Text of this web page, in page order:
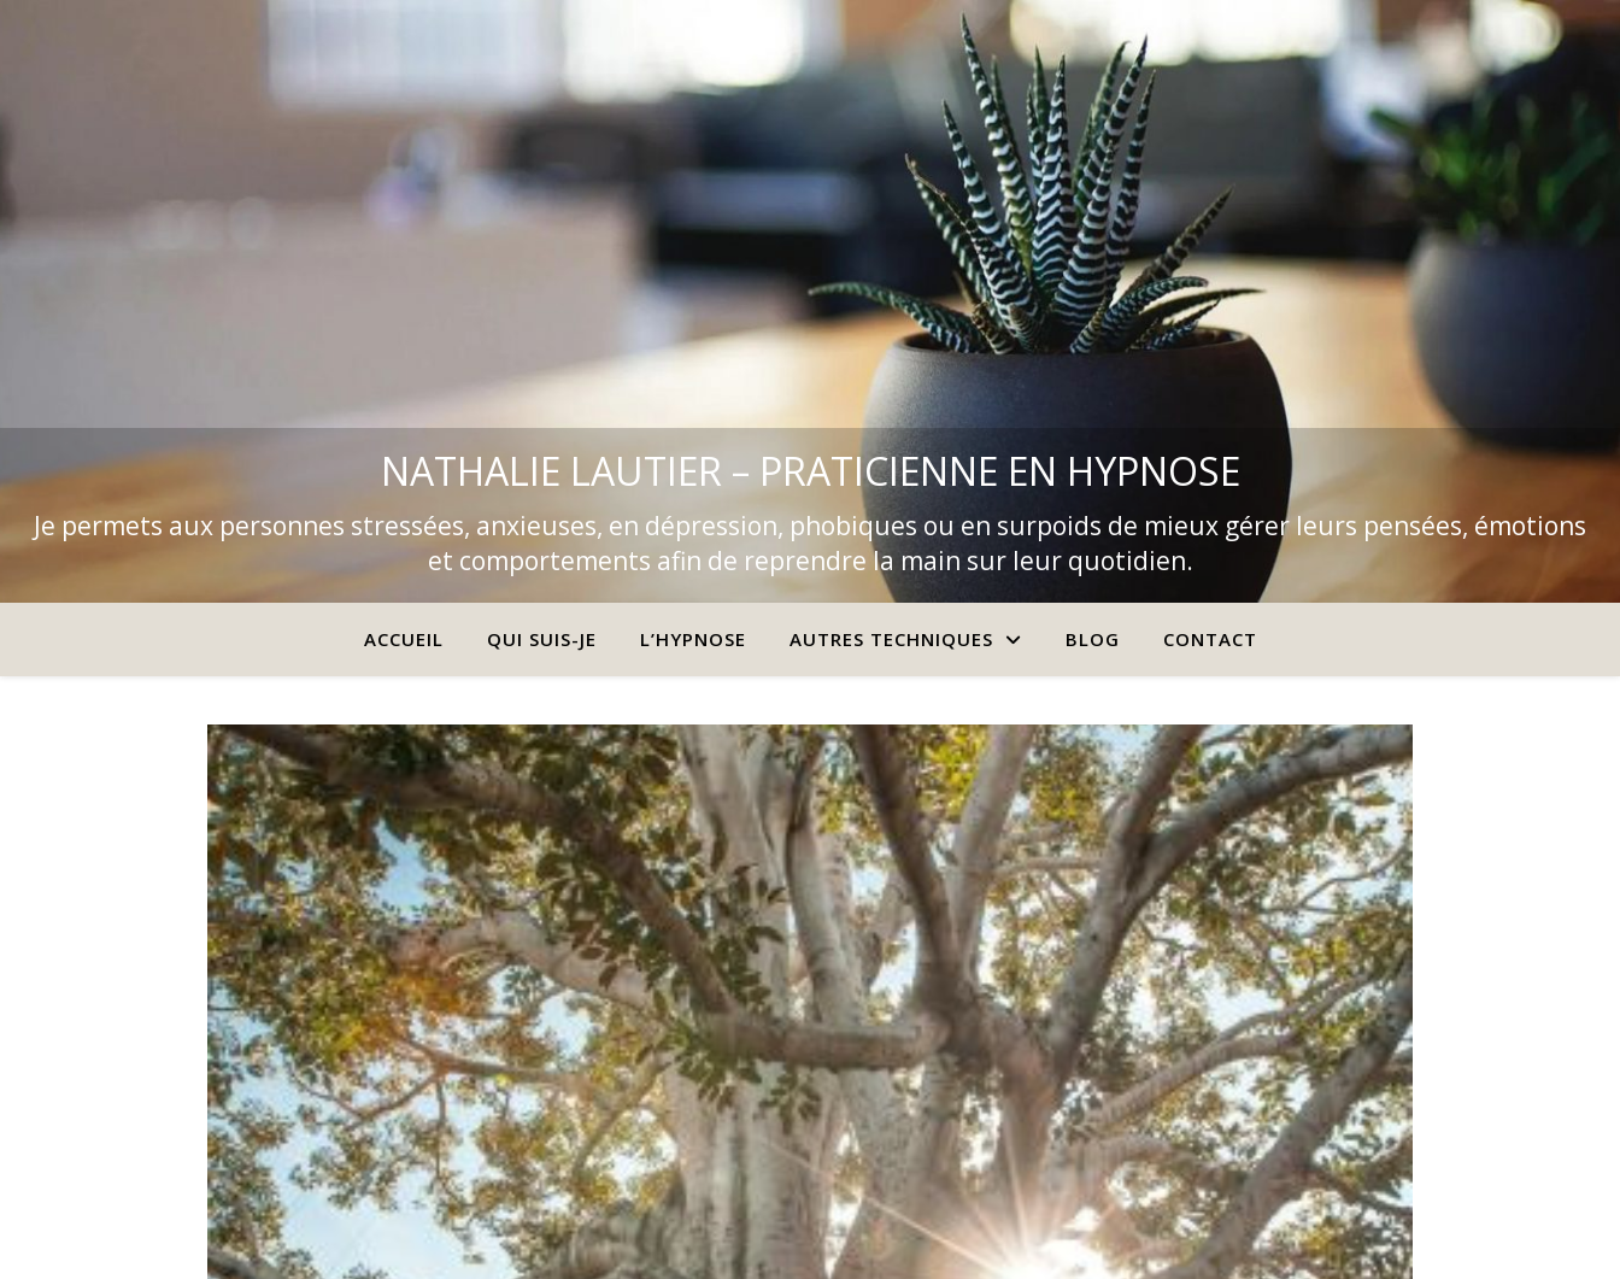
NATHALIE LAUTIER – PRATICIENNE EN HYPNOSE
Je permets aux personnes stressées, anxieuses, en dépression, phobiques ou en surpoids de mieux gérer leurs pensées, émotions
et comportements afin de reprendre la main sur leur quotidien.
ACCUEIL QUI SUIS-JE L’HYPNOSE AUTRES TECHNIQUES BLOG CONTACT